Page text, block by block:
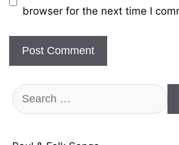
browser for the next time I
Search
for: